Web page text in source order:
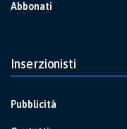
Abbonati
Inserzionisti
Pubblicità